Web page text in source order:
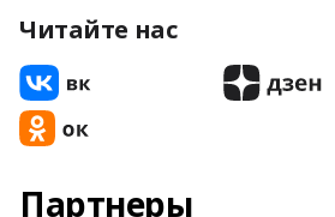
Читайте нас
Партнеры